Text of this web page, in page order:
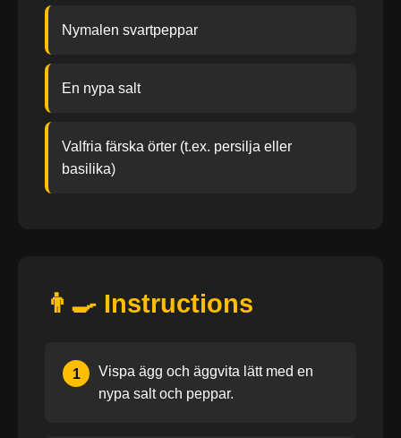
Nymalen svartpeppar
En nypa salt
Valfria färska örter (t.ex. persilja eller
basilika)
👨‍🍳 Instructions
1
Vispa ägg och äggvita lätt med en
nypa salt och peppar.